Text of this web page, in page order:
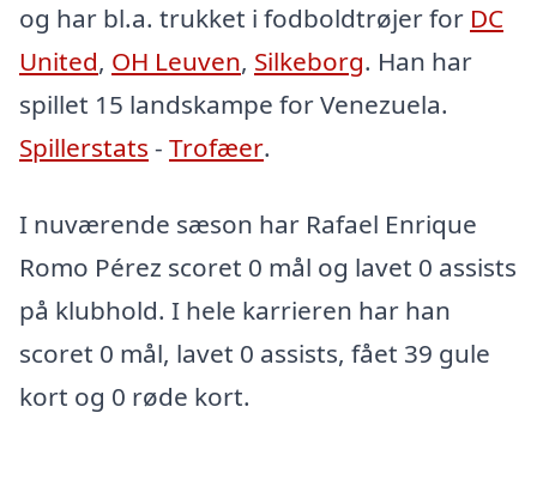
og har bl.a. trukket i fodboldtrøjer for DC
United, OH Leuven, Silkeborg. Han har
spillet 15 landskampe for Venezuela.
Spillerstats - Trofæer.
I nuværende sæson har Rafael Enrique
Romo Pérez scoret 0 mål og lavet 0 assists
på klubhold. I hele karrieren har han
scoret 0 mål, lavet 0 assists, fået 39 gule
kort og 0 røde kort.